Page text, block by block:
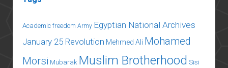
Academic freedom Army Egyptian National Archives
January 25 Revolution Mehmed Ali Mohamed
Morsi Mubarak Muslim Brotherhood Sisi